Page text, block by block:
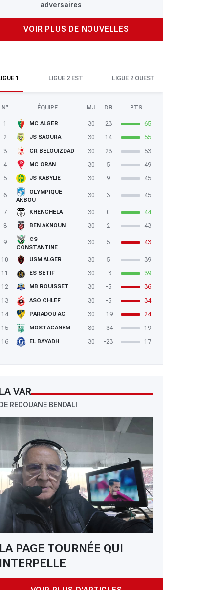
adversaires
VOIR PLUS DE NOUVELLES
1 LIGUE 2 EST LIGUE 2 OUEST
N° ÉQUIPE MJ DB PTS
1 MC ALGER 30 23
65
2
JS SAOURA 30 14
55
3
CR BELOUIZDAD 30 23
53
4
MC ORAN 30 5
49
5
JS KABYLIE 30 9 45
6
OLYMPIQUE
AKBOU
30 3 45
7 KHENCHELA 30 0
44
8
BEN AKNOUN 30 2 43
9
CS
CONSTANTINE
30 5 43
10 USM ALGER 30 5
39
11
ES SETIF 30 -3
39
12
MB ROUISSET 30 -5
36
13
ASO CHLEF 30 -5
34
14
PARADOU AC 30 -19
24
15
MOSTAGANEM 30 -34
19
16
EL BAYADH 30 -23 17
LA VAR
DE REDOUANE BENDALI
LA PAGE TOURNÉE QUI
INTERPELLE